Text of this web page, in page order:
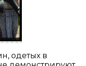
одетых в